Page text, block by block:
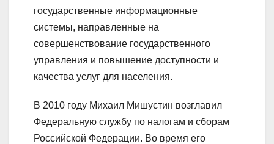
государственные информационные
системы, направленные на
совершенствование государственного
управления и повышение доступности и
качества услуг для населения.
В 2010 году Михаил Мишустин возглавил
Федеральную службу по налогам и сборам
Российской Федерации. Во время его